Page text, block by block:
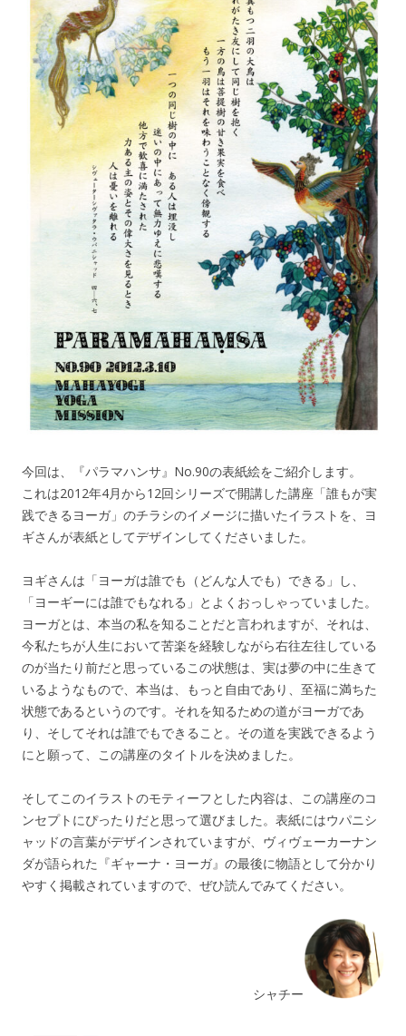
今回は、『パラマハンサ』No.90の表紙絵をご紹介します。
これは2012年4月から12回シリーズで開講した講座「誰もが実
践できるヨーガ」のチラシのイメージに描いたイラストを、ヨ
ギさんが表紙としてデザインしてくださいました。
ヨギさんは「ヨーガは誰でも（どんな人でも）できる」し、
「ヨーギーには誰でもなれる」とよくおっしゃっていました。
ヨーガとは、本当の私を知ることだと言われますが、それは、
今私たちが人生において苦楽を経験しながら右往左往している
のが当たり前だと思っているこの状態は、実は夢の中に生きて
いるようなもので、本当は、もっと自由であり、至福に満ちた
状態であるというのです。それを知るための道がヨーガであ
り、そしてそれは誰でもできること。その道を実践できるよう
にと願って、この講座のタイトルを決めました。
そしてこのイラストのモティーフとした内容は、この講座のコ
ンセプトにぴったりだと思って選びました。表紙にはウパニシ
ャッドの言葉がデザインされていますが、ヴィヴェーカーナン
ダが語られた『ギャーナ・ヨーガ』の最後に物語として分かり
やすく掲載されていますので、ぜひ読んでみてください。
シャチー